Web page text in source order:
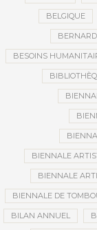
BELGIQUE
BESOINS
BIENNALE
BIENNALE
BIENNALE DE
BILAN ANNUEL